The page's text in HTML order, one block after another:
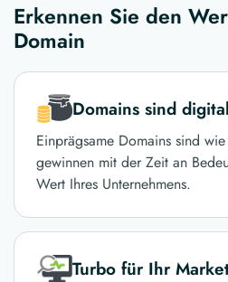
Erkennen Sie den
Domain
Domains sind
Einprägsame Domains sind
gewinnen mit der Zeit an
Wert Ihres Unternehmens.
Turbo für Ihr